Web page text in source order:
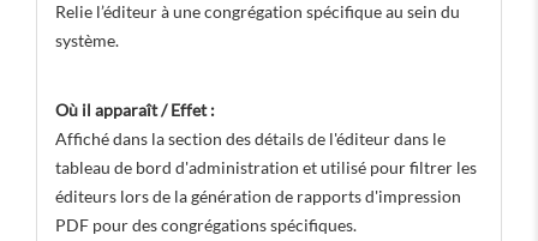
Relie l’éditeur à une congrégation spécifique au sein du
système.
Où il apparaît / Effet :
Affiché dans la section des détails de l'éditeur dans le
tableau de bord d'administration et utilisé pour filtrer les
éditeurs lors de la génération de rapports d'impression
PDF pour des congrégations spécifiques.